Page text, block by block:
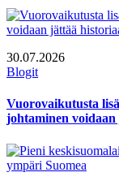
30.07.2026
Blogit
Vuorovaikutusta
johtaminen